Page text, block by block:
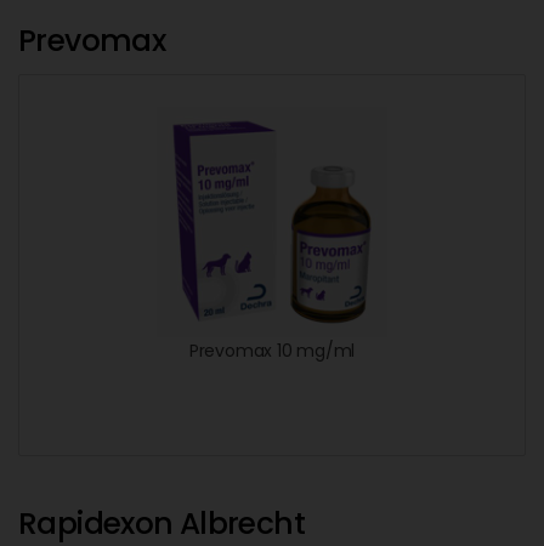
Prevomax
Prevomax 10 mg/ml
Rapidexon Albrecht